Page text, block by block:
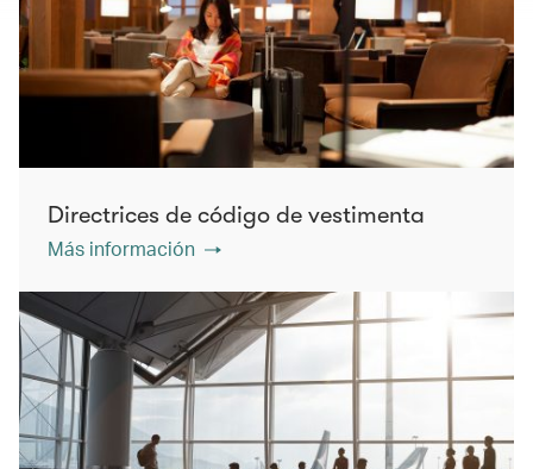
Directrices de código de vestimenta
Más información